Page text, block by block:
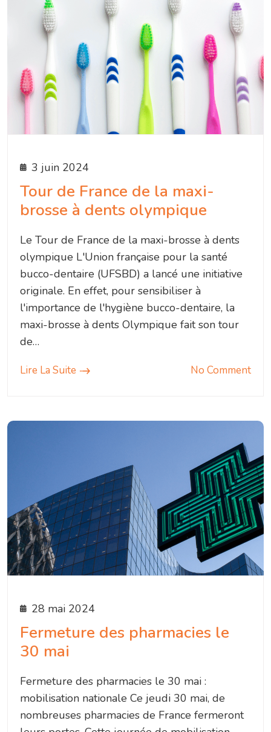
3 juin 2024
Tour de France de la maxi-
brosse à dents olympique
Le Tour de France de la maxi-brosse à dents
olympique L'Union française pour la santé
bucco-dentaire (UFSBD) a lancé une initiative
originale. En effet, pour sensibiliser à
l'importance de l'hygiène bucco-dentaire, la
maxi-brosse à dents Olympique fait son tour
de…
Lire La Suite No Comment
28 mai 2024
Fermeture des pharmacies le
30 mai
Fermeture des pharmacies le 30 mai :
mobilisation nationale Ce jeudi 30 mai, de
nombreuses pharmacies de France fermeront